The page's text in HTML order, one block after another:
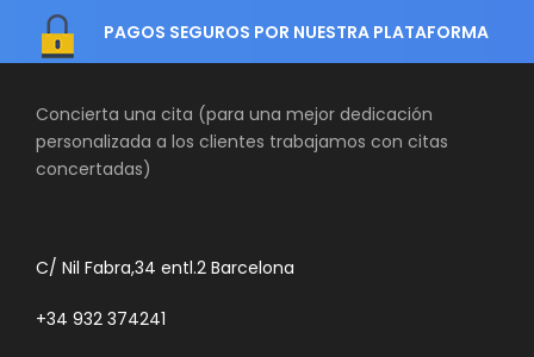
PAGOS SEGUROS POR NUESTRA PLATAFORMA
Concierta una cita (para una mejor dedicación
personalizada a los clientes trabajamos con citas
concertadas)
C/ Nil Fabra,34 entl.2 Barcelona
+34 932 374241